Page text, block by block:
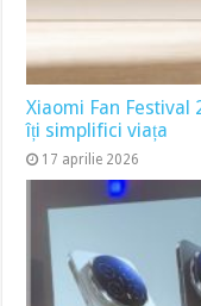
Xiaomi Fan
îți simplifici viața
17 aprilie 2026